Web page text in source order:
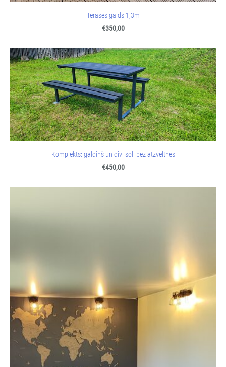
Terases galds 1,3m
€350,00
Komplekts: galdiņš un divi soli bez atzveltnes
€450,00